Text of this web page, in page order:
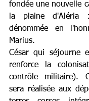
fondée une nouvelle
la plaine d'Aléria
dénommée en
Marius.
César qui séjourne
renforce la
contrôle militaire).
sera réalisée aux